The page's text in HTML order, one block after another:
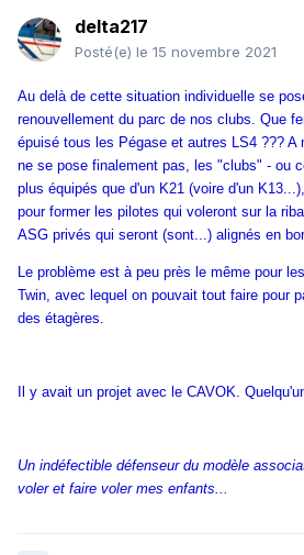
delta217
Posté(e) le 15 novembre 2021
Au delà de cette situation individuelle se
renouvellement du parc de nos clubs. Que
épuisé tous les Pégase et autres LS4 ??? A
ne se pose finalement pas, les "clubs" - ou
plus équipés que d'un K21 (voire d'un
pour former les pilotes qui voleront sur la
ASG privés qui seront (sont...) alignés en
Le problème est à peu près le même pour
Twin, avec lequel on pouvait tout faire pour
des étagères.
Il y avait un projet avec le CAVOK.
Un indéfectible défenseur du modèle
voler et faire voler mes enfants...